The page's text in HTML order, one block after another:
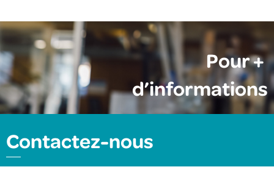
Pour +
d’informations
Contactez-nous